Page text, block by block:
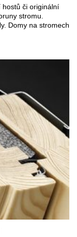
či originální
stromu.
Domy na stromech